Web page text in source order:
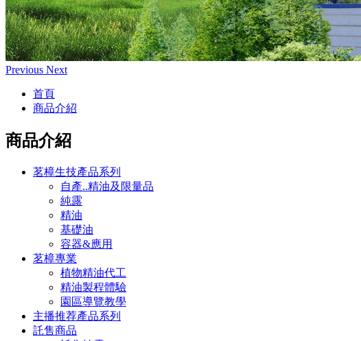
Previous Next
首頁
商品介紹
商品介紹
茗樟生技產品系列
自產..精油及限量品
純露
精油
基礎油
容器&應用
茗樟專業
植物精油代工
精油製程體驗
園區導覽教學
主播推荐產品系列
託售商品